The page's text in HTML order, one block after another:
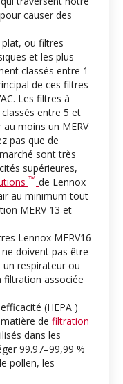
causer des
ou filtres
et les plus
classés entre 1
de ces filtres
Les filtres à
entre 5 et
moins un MERV
pas que de
sont très
supérieures,
™ de Lennox
au minimum tout
MERV 13 et
Lennox MERV16
doivent pas être
respirateur ou
filtration associée
(HEPA )
de filtration
dans les
99.97–99,99 %
pollen, les